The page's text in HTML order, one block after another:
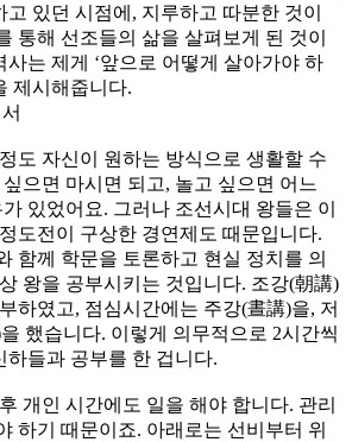
고 있던 시점에, 지루하고 따분한 것이
통해 선조들의 삶을 살펴보게 된 것이
사는 제게 ‘앞으로 어떻게 살아가야 하
제시해줍니다.
도 자신이 원하는 방식으로 생활할 수
으면 마시면 되고, 놀고 싶으면 어느
있었어요. 그러나 조선시대 왕들은 이
도전이 구상한 경연제도 때문입니다.
함께 학문을 토론하고 현실 정치를 의
왕을 공부시키는 것입니다. 조강(朝講)
하였고, 점심시간에는 주강(晝講)을, 저
했습니다. 이렇게 의무적으로 2시간씩
하들과 공부를 한 겁니다.
개인 시간에도 일을 해야 합니다. 관리
하기 때문이죠. 아래로는 선비부터 위